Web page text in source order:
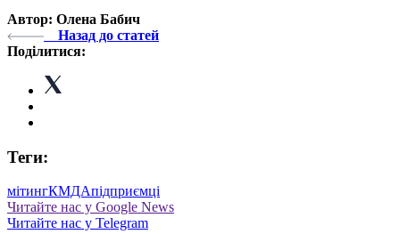
Автор: Олена Бабич
Назад до статей
Поділитися:
Теги:
мітингКМДАпідприємці
Читайте нас у Google News
Читайте нас у Telegram